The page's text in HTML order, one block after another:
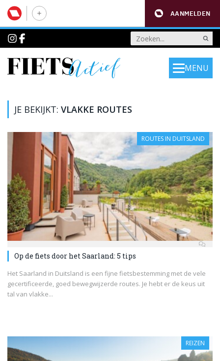
AANMELDEN
MENU
JE BEKIJKT: VLAKKE ROUTES
ROUTES IN DUITSLAND
Op de fiets door het Saarland: 5 tips
Het Saarland in Duitsland is een fijne fietsbestemming met de vele
gecertificeerde, goed bewegwijzerde routes. Je hebt er de keus uit
tal van vlakke...
REIZEN